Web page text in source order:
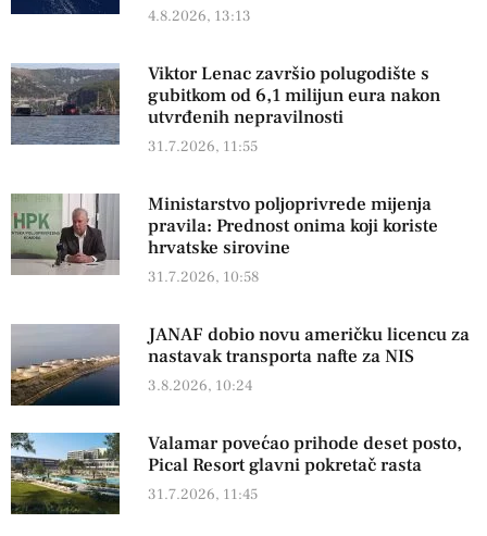
4.8.2026, 13:13
Viktor Lenac završio polugodište s
gubitkom od 6,1 milijun eura nakon
utvrđenih nepravilnosti
31.7.2026, 11:55
Ministarstvo poljoprivrede mijenja
pravila: Prednost onima koji koriste
hrvatske sirovine
31.7.2026, 10:58
JANAF dobio novu američku licencu za
nastavak transporta nafte za NIS
3.8.2026, 10:24
Valamar povećao prihode deset posto,
Pical Resort glavni pokretač rasta
31.7.2026, 11:45